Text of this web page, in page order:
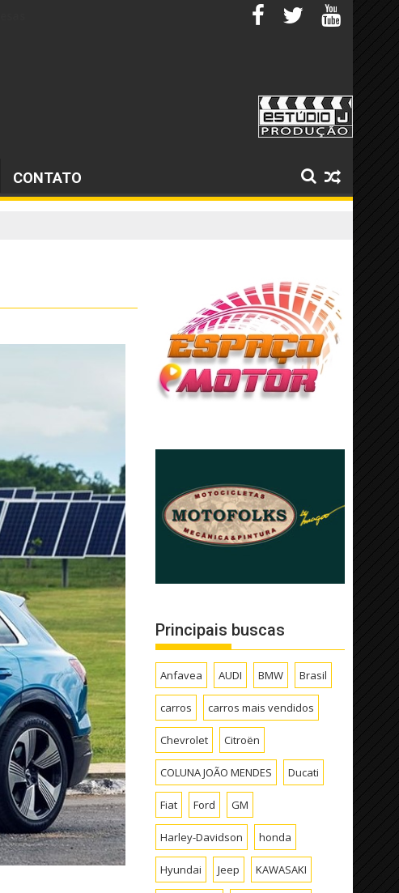
CONTATO
Principais buscas
Anfavea AUDI BMW Brasil
carros carros mais vendidos
Chevrolet Citroën
COLUNA JOÃO MENDES Ducati
Fiat Ford GM
Harley-Davidson honda
Hyundai Jeep KAWASAKI